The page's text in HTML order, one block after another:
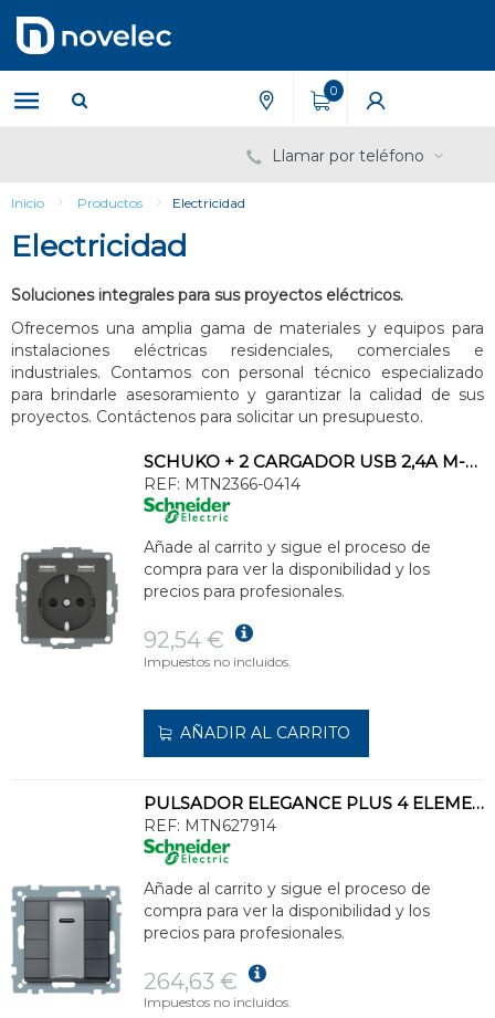
contenido
menú
de
navegación
0
Llamar por teléfono
Inicio Productos Electricidad
Electricidad
Soluciones integrales para sus proyectos eléctricos.
Ofrecemos una amplia gama de materiales y equipos para
instalaciones eléctricas residenciales, comerciales e
industriales. Contamos con personal técnico especializado
para brindarle asesoramiento y garantizar la calidad de sus
proyectos. Contáctenos para solicitar un presupuesto.
SCHUKO + 2 CARGADOR USB 2,4A M-ELEGANCE ANTRACITA
REF: MTN2366-0414
Añade al carrito y sigue el proceso de
compra para ver la disponibilidad y los
precios para profesionales.
92,54 €
Impuestos no incluidos.
AÑADIR AL CARRITO
PULSADOR ELEGANCE PLUS 4 ELEMENTOS CON RECEPTOR ANTRACITA
REF: MTN627914
Añade al carrito y sigue el proceso de
compra para ver la disponibilidad y los
precios para profesionales.
264,63 €
Impuestos no incluidos.